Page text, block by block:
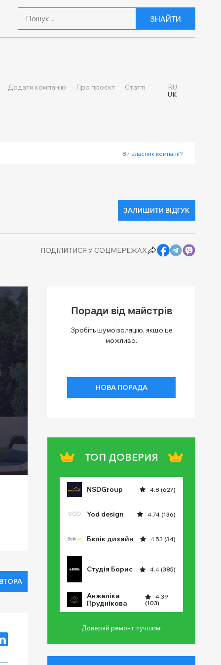
ЗНАЙТИ
Додати компанію Про проєкт Статті
RU
UK
Ви власник компанії?
ЗАЛИШИТИ ВІДГУК
ПОДІЛИТИСЯ У СОЦМЕРЕЖАХ
Поради від майстрів
Зробіть шумоізоляцію, якщо це
можливо.
НОВА ПОРАДА
ТОП ДОВЕРИЯ
NSDGroup 4.8 (627)
Yod design 4.74 (136)
Бєлік дизайн 4.53 (34)
Студія Борис 4.4 (385)
Анжеліка
Пруднікова
4.39
(103)
Доверяй ремонт лучшим!